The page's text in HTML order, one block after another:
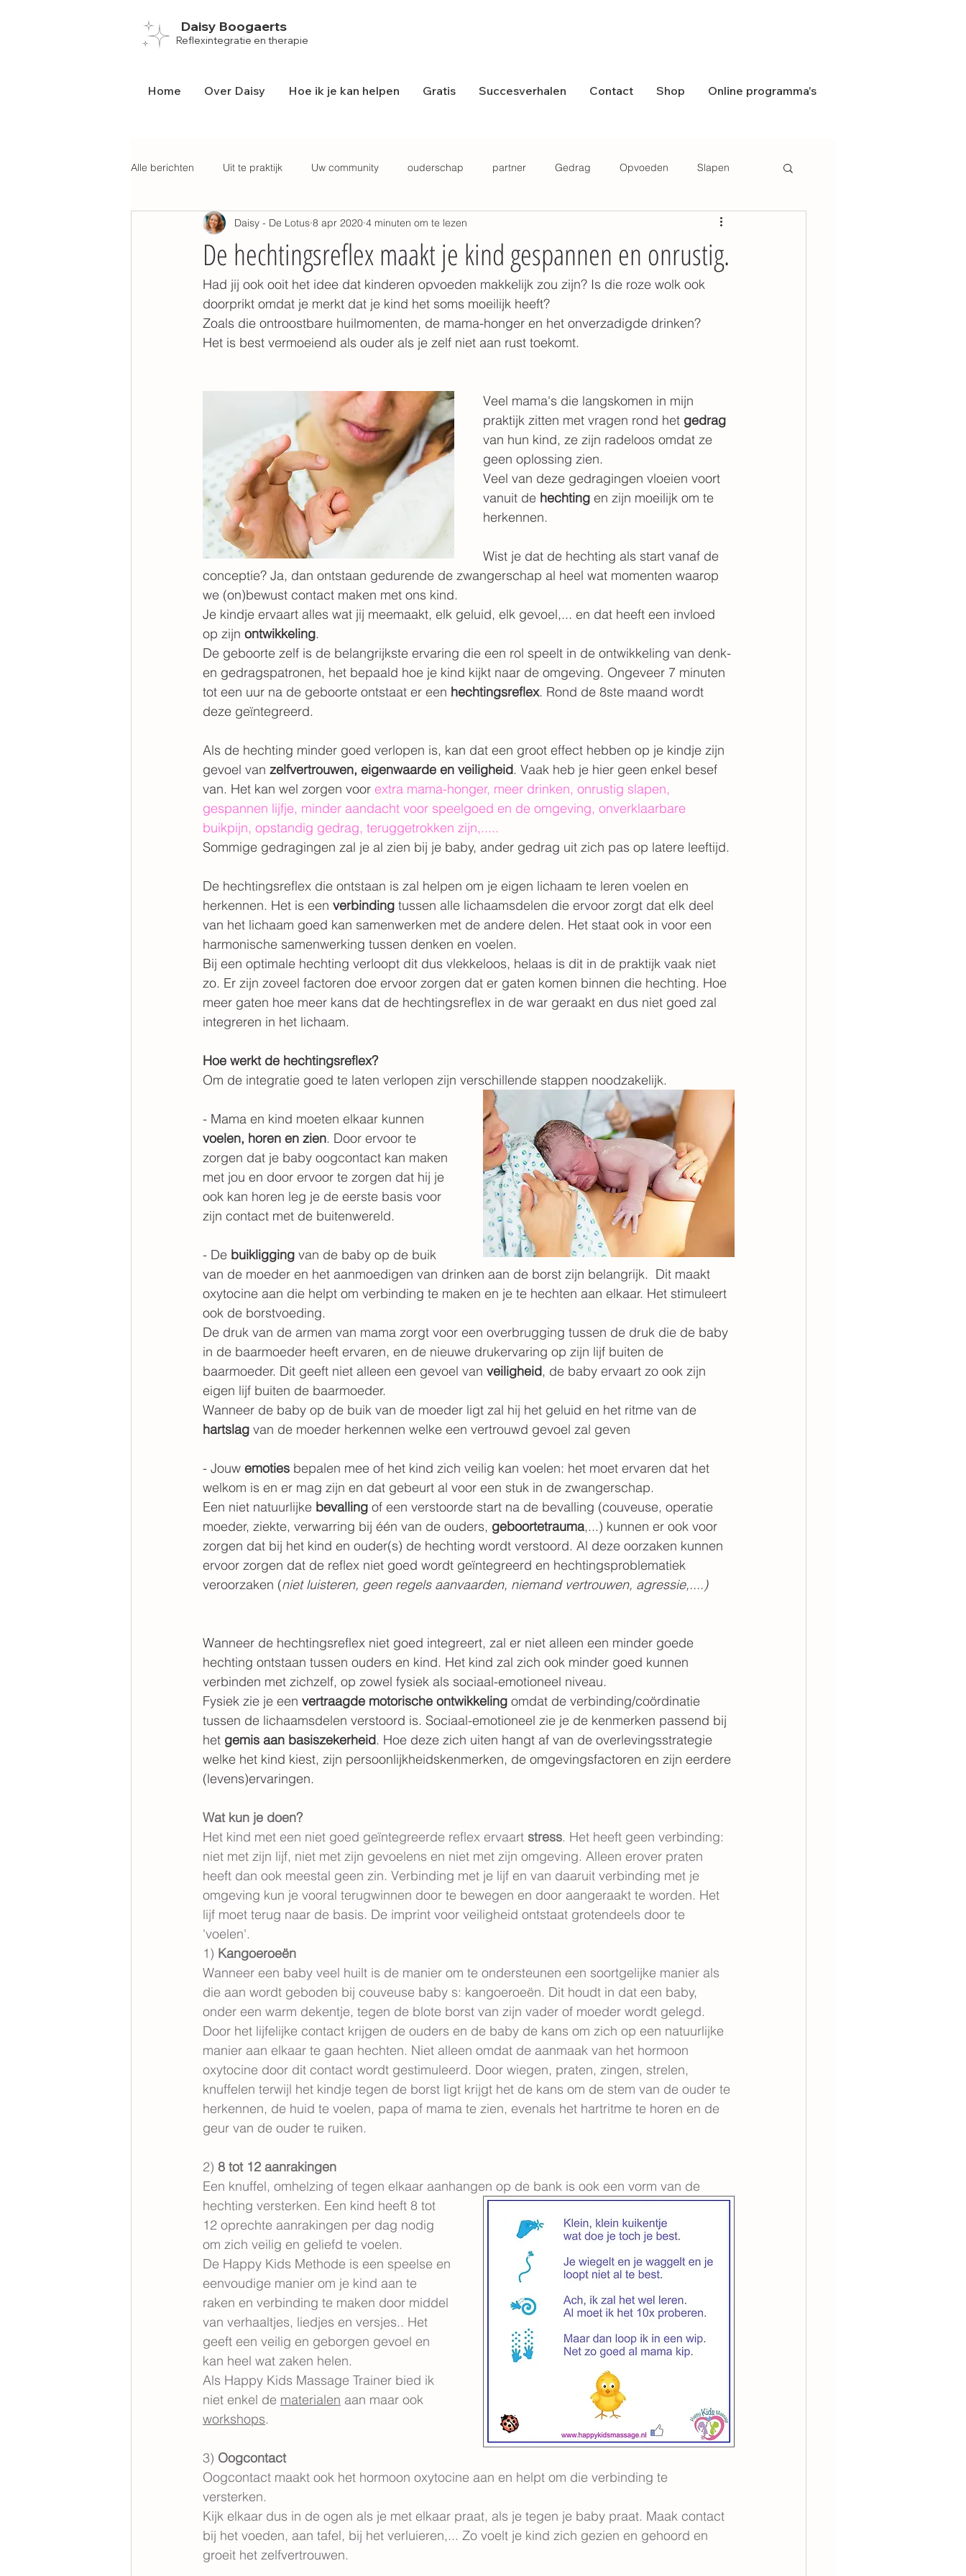
Daisy Boogaerts
Reflexintegratie en therapie
Home Over Daisy Hoe ik je kan helpen Gratis Succesverhalen Contact Shop Online programma's
Alle berichten Uit te praktijk Uw community ouderschap partner Gedrag Opvoeden Slapen
School Prikkels Hechting Podcast
De hechtingsreflex maakt je kind gespannen en onrustig.
Daisy - De Lotus 8 apr 2020 4 minuten om te lezen
Had jij ook ooit het idee dat kinderen opvoeden makkelijk zou zijn? Is die roze wolk ook
doorprikt omdat je merkt dat je kind het soms moeilijk heeft?
Zoals die ontroostbare huilmomenten, de mama-honger en het onverzadigde drinken?
Het is best vermoeiend als ouder als je zelf niet aan rust toekomt.
Veel mama's die langskomen in mijn
praktijk zitten met vragen rond het gedrag
van hun kind, ze zijn radeloos omdat ze
geen oplossing zien.
Veel van deze gedragingen vloeien voort
vanuit de hechting en zijn moeilijk om te
herkennen.
Wist je dat de hechting als start vanaf de
conceptie? Ja, dan ontstaan gedurende de zwangerschap al heel wat momenten waarop
we (on)bewust contact maken met ons kind.
Je kindje ervaart alles wat jij meemaakt, elk geluid, elk gevoel,... en dat heeft een invloed
op zijn ontwikkeling.
De geboorte zelf is de belangrijkste ervaring die een rol speelt in de ontwikkeling van denk-
en gedragspatronen, het bepaald hoe je kind kijkt naar de omgeving. Ongeveer 7 minuten
tot een uur na de geboorte ontstaat er een hechtingsreflex. Rond de 8ste maand wordt
deze geïntegreerd.
Als de hechting minder goed verlopen is, kan dat een groot effect hebben op je kindje zijn
gevoel van zelfvertrouwen, eigenwaarde en veiligheid. Vaak heb je hier geen enkel besef
van. Het kan wel zorgen voor extra mama-honger, meer drinken, onrustig slapen,
gespannen lijfje, minder aandacht voor speelgoed en de omgeving, onverklaarbare
buikpijn, opstandig gedrag, teruggetrokken zijn,.....
Sommige gedragingen zal je al zien bij je baby, ander gedrag uit zich pas op latere leeftijd.
De hechtingsreflex die ontstaan is zal helpen om je eigen lichaam te leren voelen en
herkennen. Het is een verbinding tussen alle lichaamsdelen die ervoor zorgt dat elk deel
van het lichaam goed kan samenwerken met de andere delen. Het staat ook in voor een
harmonische samenwerking tussen denken en voelen.
Bij een optimale hechting verloopt dit dus vlekkeloos, helaas is dit in de praktijk vaak niet
zo. Er zijn zoveel factoren doe ervoor zorgen dat er gaten komen binnen die hechting. Hoe
meer gaten hoe meer kans dat de hechtingsreflex in de war geraakt en dus niet goed zal
integreren in het lichaam.
Hoe werkt de hechtingsreflex?
Om de integratie goed te laten verlopen zijn verschillende stappen noodzakelijk.
- Mama en kind moeten elkaar kunnen
voelen, horen en zien. Door ervoor te
zorgen dat je baby oogcontact kan maken
met jou en door ervoor te zorgen dat hij je
ook kan horen leg je de eerste basis voor
zijn contact met de buitenwereld.
- De buikligging van de baby op de buik
van de moeder en het aanmoedigen van drinken aan de borst zijn belangrijk. Dit maakt
oxytocine aan die helpt om verbinding te maken en je te hechten aan elkaar. Het stimuleert
ook de borstvoeding.
De druk van de armen van mama zorgt voor een overbrugging tussen de druk die de baby
in de baarmoeder heeft ervaren, en de nieuwe drukervaring op zijn lijf buiten de
baarmoeder. Dit geeft niet alleen een gevoel van veiligheid, de baby ervaart zo ook zijn
eigen lijf buiten de baarmoeder.
Wanneer de baby op de buik van de moeder ligt zal hij het geluid en het ritme van de
hartslag van de moeder herkennen welke een vertrouwd gevoel zal geven
- Jouw emoties bepalen mee of het kind zich veilig kan voelen: het moet ervaren dat het
welkom is en er mag zijn en dat gebeurt al voor een stuk in de zwangerschap.
Een niet natuurlijke bevalling of een verstoorde start na de bevalling (couveuse, operatie
moeder, ziekte, verwarring bij één van de ouders, geboortetrauma,...) kunnen er ook voor
zorgen dat bij het kind en ouder(s) de hechting wordt verstoord. Al deze oorzaken kunnen
ervoor zorgen dat de reflex niet goed wordt geïntegreerd en hechtingsproblematiek
veroorzaken (niet luisteren, geen regels aanvaarden, niemand vertrouwen, agressie,....)
Wanneer de hechtingsreflex niet goed integreert, zal er niet alleen een minder goede
hechting ontstaan tussen ouders en kind. Het kind zal zich ook minder goed kunnen
verbinden met zichzelf, op zowel fysiek als sociaal-emotioneel niveau.
Fysiek zie je een vertraagde motorische ontwikkeling omdat de verbinding/coördinatie
tussen de lichaamsdelen verstoord is. Sociaal-emotioneel zie je de kenmerken passend bij
het gemis aan basiszekerheid. Hoe deze zich uiten hangt af van de overlevingsstrategie
welke het kind kiest, zijn persoonlijkheidskenmerken, de omgevingsfactoren en zijn eerdere
(levens)ervaringen.
Wat kun je doen?
Het kind met een niet goed geïntegreerde reflex ervaart stress. Het heeft geen verbinding:
niet met zijn lijf, niet met zijn gevoelens en niet met zijn omgeving. Alleen erover praten
heeft dan ook meestal geen zin. Verbinding met je lijf en van daaruit verbinding met je
omgeving kun je vooral terugwinnen door te bewegen en door aangeraakt te worden. Het
lijf moet terug naar de basis. De imprint voor veiligheid ontstaat grotendeels door te
'voelen'.
1) Kangoeroeën
Wanneer een baby veel huilt is de manier om te ondersteunen een soortgelijke manier als
die aan wordt geboden bij couveuse baby s: kangoeroeën. Dit houdt in dat een baby,
onder een warm dekentje, tegen de blote borst van zijn vader of moeder wordt gelegd.
Door het lijfelijke contact krijgen de ouders en de baby de kans om zich op een natuurlijke
manier aan elkaar te gaan hechten. Niet alleen omdat de aanmaak van het hormoon
oxytocine door dit contact wordt gestimuleerd. Door wiegen, praten, zingen, strelen,
knuffelen terwijl het kindje tegen de borst ligt krijgt het de kans om de stem van de ouder te
herkennen, de huid te voelen, papa of mama te zien, evenals het hartritme te horen en de
geur van de ouder te ruiken.
2) 8 tot 12 aanrakingen
Een knuffel, omhelzing of tegen elkaar aanhangen op de bank is ook een vorm van de
hechting versterken. Een kind heeft 8 tot
12 oprechte aanrakingen per dag nodig
om zich veilig en geliefd te voelen.
De Happy Kids Methode is een speelse en
eenvoudige manier om je kind aan te
raken en verbinding te maken door middel
van verhaaltjes, liedjes en versjes.. Het
geeft een veilig en geborgen gevoel en
kan heel wat zaken helen.
Als Happy Kids Massage Trainer bied ik
niet enkel de materialen aan maar ook
workshops.
3) Oogcontact
Oogcontact maakt ook het hormoon oxytocine aan en helpt om die verbinding te
versterken.
Kijk elkaar dus in de ogen als je met elkaar praat, als je tegen je baby praat. Maak contact
bij het voeden, aan tafel, bij het verluieren,... Zo voelt je kind zich gezien en gehoord en
groeit het zelfvertrouwen.